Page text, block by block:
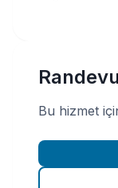
Bu hizmet